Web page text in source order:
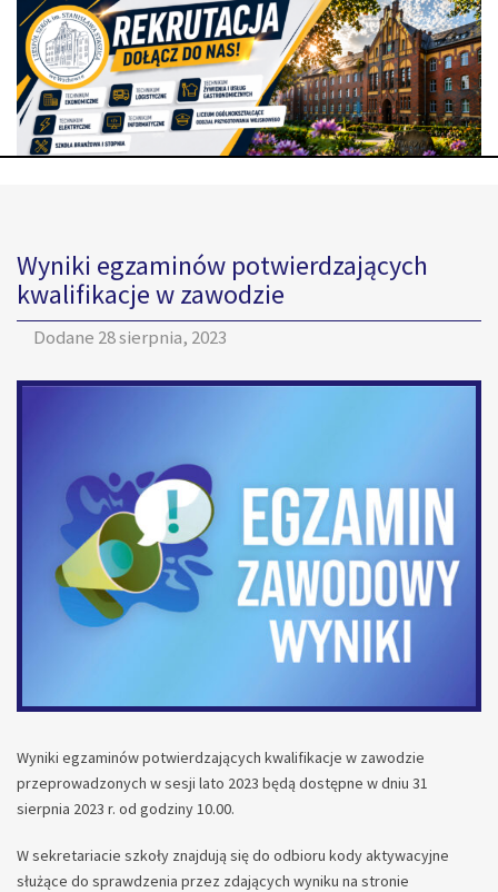
Wyniki egzaminów potwierdzających
kwalifikacje w zawodzie
Dodane 28 sierpnia, 2023
Wyniki egzaminów potwierdzających kwalifikacje w zawodzie
przeprowadzonych w sesji lato 2023 będą dostępne w dniu 31
sierpnia 2023 r. od godziny 10.00.
W sekretariacie szkoły znajdują się do odbioru kody aktywacyjne
służące do sprawdzenia przez zdających wyniku na stronie